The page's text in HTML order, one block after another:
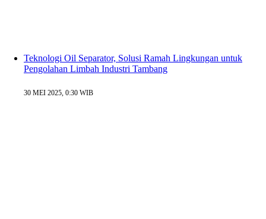
Teknologi Oil Separator, Solusi Ramah Lingkungan untuk
Pengolahan Limbah Industri Tambang
30 MEI 2025, 0:30 WIB